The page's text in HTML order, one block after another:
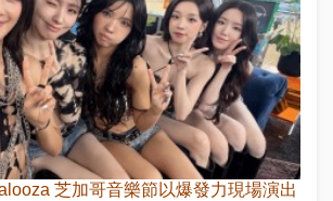
芝加哥音樂節以爆發力現場演出